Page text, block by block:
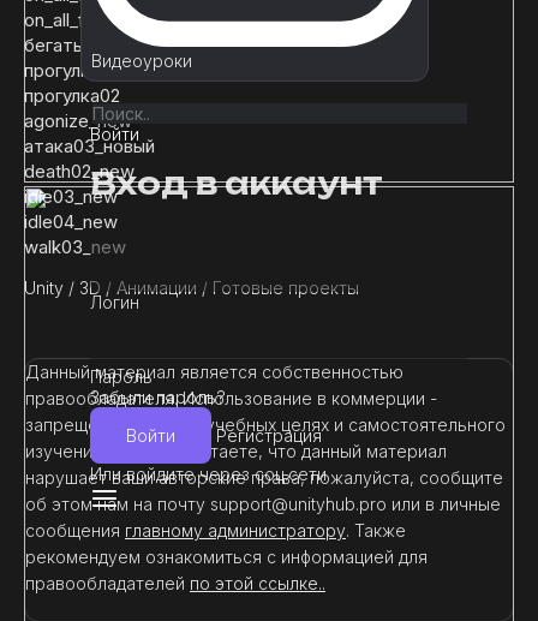
Видеоуроки
Войти
Вход в аккаунт
Логин
Пароль
Забыли пароль?
Войти
Регистрация
Или войдите через соц.сети
on_all_four_eat
бегать
прогулка01
прогулка02
agonize_new
атака03_новый
death02_new
idle03_new
idle04_new
walk03_new
Unity / 3D / Анимации / Готовые проекты
Данный материал является собственностью
правообладателя. Использование в коммерции -
запрещено! Только в учебных целях и самостоятельного
изучения. Если Вы считаете, что данный материал
нарушает ваши авторские права, пожалуйста, сообщите
об этом нам на почту support@unityhub.pro или в личные
сообщения главному администратору. Также
рекомендуем ознакомиться с информацией для
правообладателей по этой ссылке..